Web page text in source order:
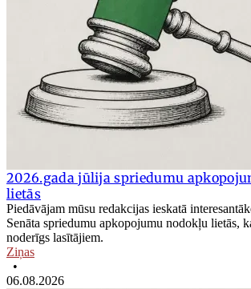
2026.gada jūlija spriedumu
lietās
Piedāvājam mūsu redakcijas ieskatā
Senāta spriedumu apkopojumu nodokļu lietās,
noderīgs lasītājiem.
Ziņas
•
06.08.2026